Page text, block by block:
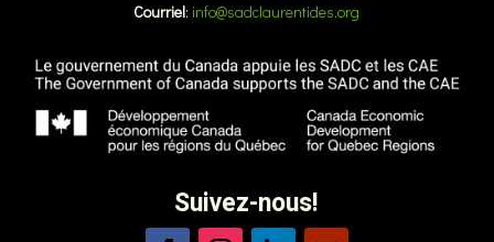
Courriel: info@sadclaurentides.org
Suivez-nous!